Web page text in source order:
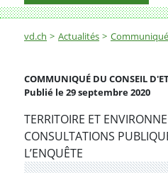
Fil d'Ariane
vd.ch Actualités
Nouvelle adaptation du
COMMUNIQUÉ DU CONSEIL
Publié le 29 septembre 2020
Partenaire(s)
TERRITOIRE ET
CONSULTATIONS
L’ENQUÊTE